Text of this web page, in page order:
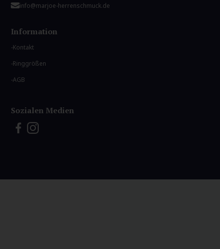
info@marjoe-herrenschmuck.de
Information
Kontakt
Ringgrößen
AGB
Sozialen Medien